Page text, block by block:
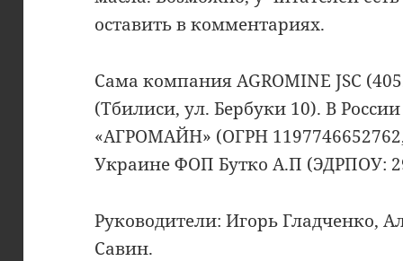
оставить в комментариях.
Сама компания AGROMINE JSC
(Тбилиси, ул. Бербуки 10). В
«АГРОМАЙН» (ОГРН
Украине ФОП Бутко А.П (ЭДРПОУ:
Руководители: Игорь Гладченко,
Савин.